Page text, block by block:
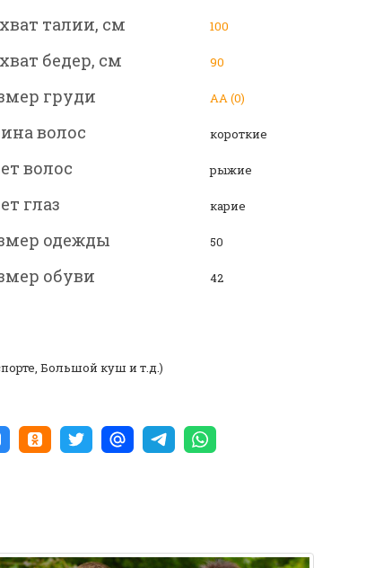
талии, см 100
бедер, см 90
груди АА (0)
волос короткие
волос рыжие
глаз карие
одежды 50
обуви 42
Большой куш и т.д.)